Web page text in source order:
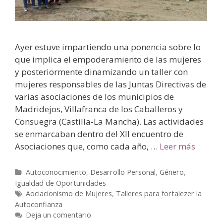
Ayer estuve impartiendo una ponencia sobre lo
que implica el empoderamiento de las mujeres
y posteriormente dinamizando un taller con
mujeres responsables de las Juntas Directivas de
varias asociaciones de los municipios de
Madridejos, Villafranca de los Caballeros y
Consuegra (Castilla-La Mancha). Las actividades
se enmarcaban dentro del XII encuentro de
Asociaciones que, como cada año, … Leer más
Autoconocimiento, Desarrollo Personal, Género,
Igualdad de Oportunidades
Aociacionismo de Mujeres, Talleres para fortalezer la
Autoconfianza
Deja un comentario